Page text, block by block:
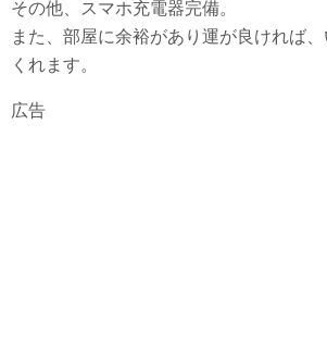
その他、スマホ充電器完備。
また、部屋に余裕があり運が良ければ
くれます。
広告